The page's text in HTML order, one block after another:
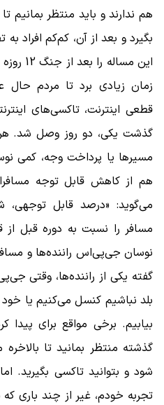
هم ندارند و باید منتظر بمانیم
بگیرد و بعد از آن، کم‌کم افراد
این
زمان زیادی برد تا مردم حال
قطعی اینترنت، تاکسی‌های
گذشت یکی، دو روز وصل شد. هر
مسیرها یا پرداخت وجه، کمی
هم از کاهش قابل توجه
مسافر را نسبت به دوره قبل
نوسان جی‌پی‌اس راننده‌ها و
گفته یکی از راننده‌ها، وقتی
بلد نباشیم کنسل می‌کنیم یا
بیابیم. برخی مواقع برای پیدا
گذشته منتظر بمانید تا
شود و بتوانید تاکسی بگیرید.
تجربه خودم، غیر از چند باری